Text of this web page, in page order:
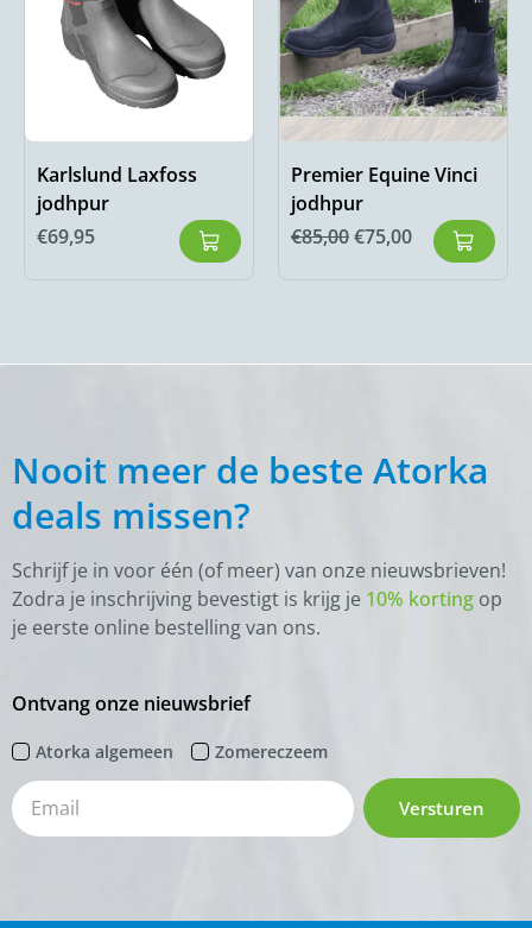
Karlslund Laxfoss
jodhpur
€69,95
Premier Equine Vinci
jodhpur
€85,00€75,00
Nooit meer de beste Atorka
deals missen?
Schrijf je in voor één (of meer) van onze nieuwsbrieven!
Zodra je inschrijving bevestigt is krijg je 10% korting op
je eerste online bestelling van ons.
Ontvang onze nieuwsbrief
Atorka algemeen Zomereczeem
Versturen